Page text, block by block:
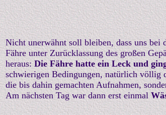
Nicht unerwähnt soll bleiben, dass uns
Fähre unter Zurücklassung des großen
heraus:Die Fähre hatte ein Leck und
schwierigen Bedingungen, natürlich völlig
die bis dahin gemachten Aufnahmen,
Am nächsten Tag war dann erst einmal